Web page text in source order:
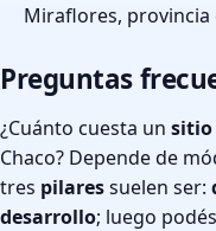
Miraflores, provincia
Preguntas
¿Cuánto cuesta un sitio
Chaco? Depende de
tres pilaressuelen ser:
desarrollo; luego